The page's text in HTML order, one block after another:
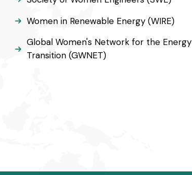
Women in Renewable Energy (WIRE)
Global Women's Network for the Energy
Transition (GWNET)